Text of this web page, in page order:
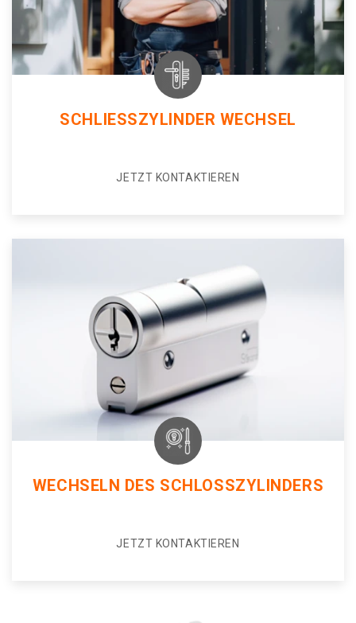
SCHLIESSZYLINDER WECHSEL
JETZT KONTAKTIEREN
WECHSELN DES SCHLOSSZYLINDERS
JETZT KONTAKTIEREN